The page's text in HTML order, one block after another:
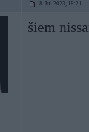
18. Jul 2023, 18:21
šiem